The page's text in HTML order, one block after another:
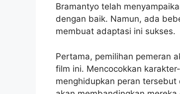
Bramantyo telah
dengan baik. Namun, ada
membuat adaptasi ini sukses.
Pertama, pemilihan pemeran
film ini. Mencocokkan
menghidupkan peran